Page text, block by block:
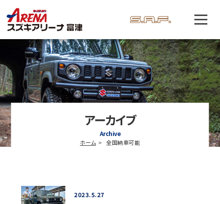
アーカイブ
Archive
ホーム 全国納車可能
2023.5.27